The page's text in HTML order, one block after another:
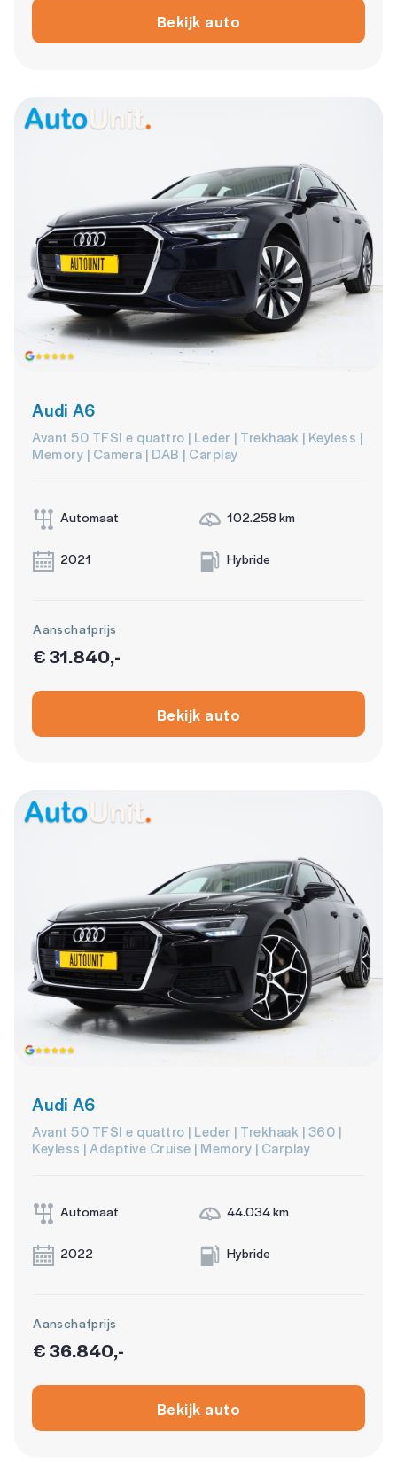
Bekijk auto
Audi A6
Avant 50 TFSI e quattro | Leder | Trekhaak | Keyless |
Memory | Camera | DAB | Carplay
Automaat 102.258 km
2021 Hybride
Aanschafprijs
€ 31.840,-
Bekijk auto
Audi A6
Avant 50 TFSI e quattro | Leder | Trekhaak | 360 |
Keyless | Adaptive Cruise | Memory | Carplay
Automaat 44.034 km
2022 Hybride
Aanschafprijs
€ 36.840,-
Bekijk auto